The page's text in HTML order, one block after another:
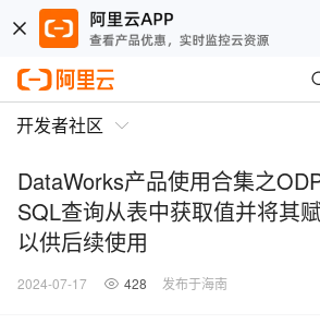
开发者社区
DataWorks产品使用合集之
SQL查询从表中获取值并将其
以供后续使用
2024-07-17 428 发布于海南